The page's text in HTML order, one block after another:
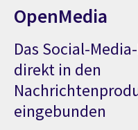
OpenMedia
Das Social-
direkt in den
eingebunden